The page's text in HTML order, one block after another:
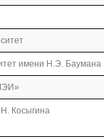
имени Н.Э. Баумана
Косыгина